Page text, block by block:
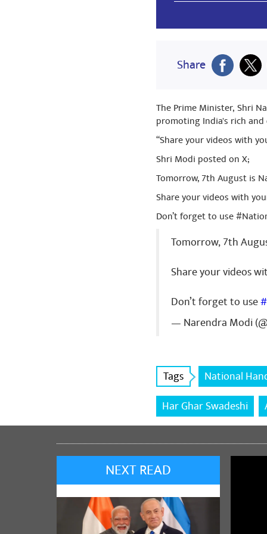
જય શ્રી રામ
P M
Share
Rakesh
बहुत बहुत बधाई
Share
Bhagat Ram
बहुत बहुत बधाई
Share
The Prime Minister, Shri
promoting India's rich
“Share your videos with
Shri Modi posted on X;
Tomorrow, 7th August is
Share your videos with
Don’t forget to use
Tomorrow, 7th
Share your videos
Don’t forget to use
— Narendra Modi
Tags National
Har Ghar Swadeshi
NEXT READ